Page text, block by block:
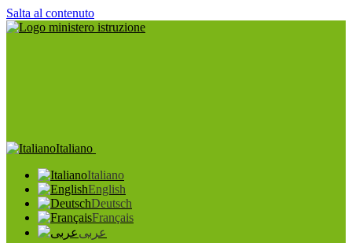
Salta al contenuto
Italiano
Italiano
English
Deutsch
Français
عربى